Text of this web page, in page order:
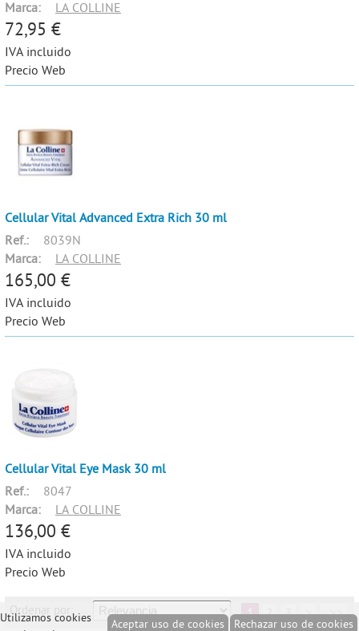
Marca:
LA COLLINE
72,95 €
IVA incluido
Precio Web
Cellular Vital Advanced Extra Rich 30 ml
Ref.:
8039N
Marca:
LA COLLINE
165,00 €
IVA incluido
Precio Web
Cellular Vital Eye Mask 30 ml
Ref.:
8047
Marca:
LA COLLINE
136,00 €
IVA incluido
Precio Web
Ordenar por: 1 2 3 > >>
Rechazar uso de cookies
Aceptar uso de cookies
Utilizamos cookies